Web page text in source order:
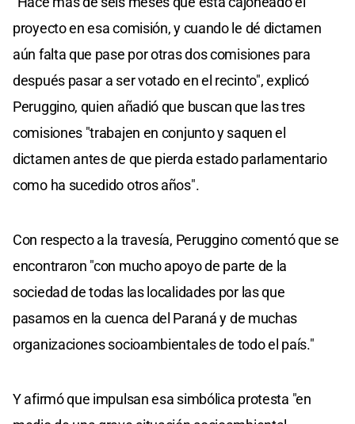
proyecto en esa comisión, y cuando le dé dictamen
aún falta que pase por otras dos comisiones para
después pasar a ser votado en el recinto", explicó
Peruggino, quien añadió que buscan que las tres
comisiones "trabajen en conjunto y saquen el
dictamen antes de que pierda estado parlamentario
como ha sucedido otros años".
Con respecto a la travesía, Peruggino comentó que se
encontraron "con mucho apoyo de parte de la
sociedad de todas las localidades por las que
pasamos en la cuenca del Paraná y de muchas
organizaciones socioambientales de todo el país."
Y afirmó que impulsan esa simbólica protesta "en